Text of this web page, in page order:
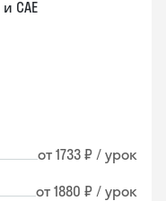
CAE
от 1733 ₽ / урок
от 1880 ₽ / урок